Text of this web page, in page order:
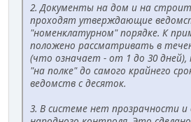
2. Документы на дом и на
проходят утверждающие
"номенклатурном" порядке. К
положено рассматривать в
(что означает - от 1 до 30
"на полке" до самого крайнего
ведомств с десяток.
3. В системе нет прозрачности